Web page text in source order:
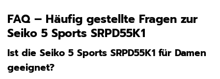
FAQ – Häufig gestellte Fragen zur
Seiko 5 Sports SRPD55K1
Ist die Seiko 5 Sports SRPD55K1 für Damen
geeignet?